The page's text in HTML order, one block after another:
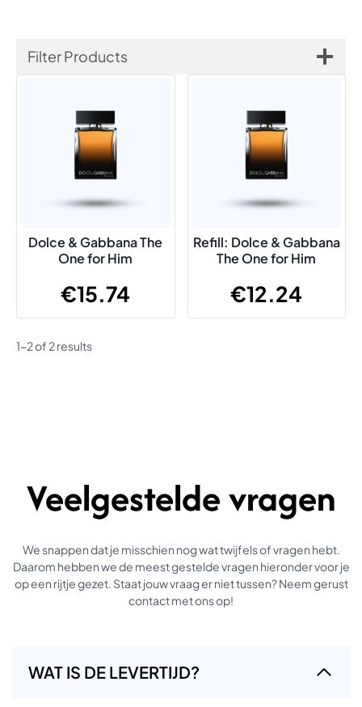
Filter Products
Dolce & Gabbana The
One for Him
€15.74
Refill: Dolce & Gabbana
The One for Him
€12.24
1-2 of 2 results
Veelgestelde vragen
We snappen dat je misschien nog wat twijfels of vragen hebt.
Daarom hebben we de meest gestelde vragen hieronder voor je
op een rijtje gezet. Staat jouw vraag er niet tussen? Neem gerust
contact met ons op!
WAT IS DE LEVERTIJD?